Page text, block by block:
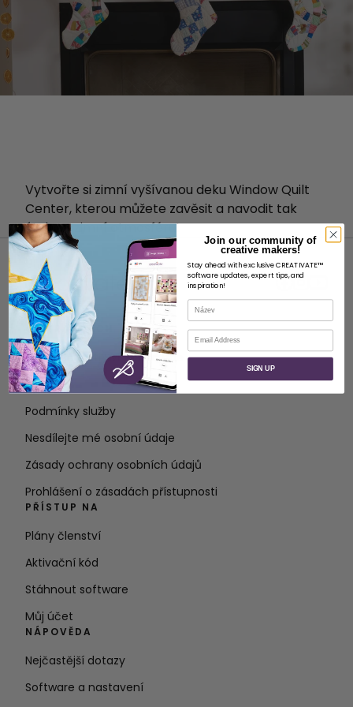
Vytvořte si zimní vyšívanou deku Window Quilt
Center, kterou můžete zavěsit a navodit tak
útulnou zimní atmosféru!
O STRÁNKÁCH
O společnosti SVP Worldwide
Kontakt
Podmínky služby
Nesdílejte mé osobní údaje
Zásady ochrany osobních údajů
Prohlášení o zásadách přístupnosti
PŘÍSTUP NA
Plány členství
Aktivační kód
Stáhnout software
Můj účet
NÁPOVĚDA
Nejčastější dotazy
Software a nastavení
Join our community of
creative makers!
Stay ahead with exclusive CREATIVATE™
software updates, expert tips, and
inspiration!
Název
E-mail
SIGN UP